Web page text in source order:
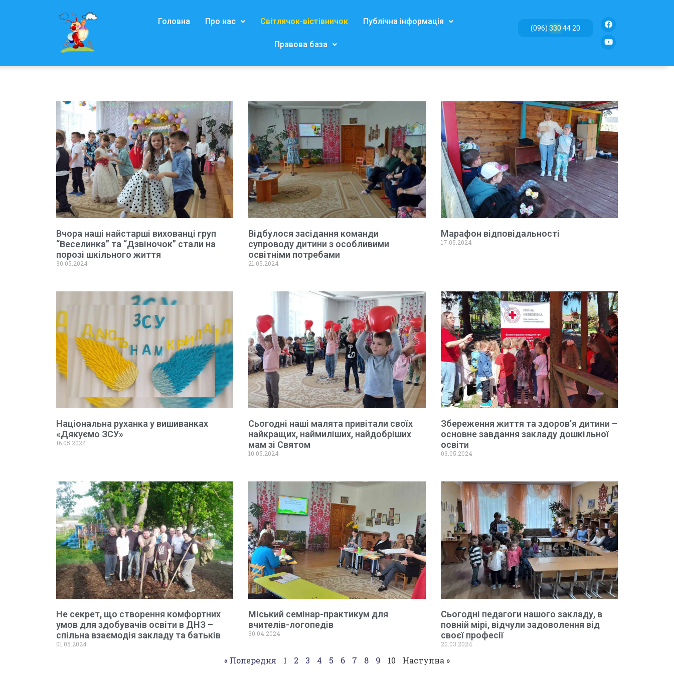
Головна Про нас Світлячок-вістівничок Публічна інформація
Правова база
(096) 330 44 20
Вчора наші найстарші вихованці груп
“Веселинка” та “Дзвіночок” стали на
порозі шкільного життя
30.05.2024
Відбулося засідання команди
супроводу дитини з особливими
освітніми потребами
21.05.2024
Марафон відповідальності
17.05.2024
Національна руханка у вишиванках
«Дякуємо ЗСУ»
16.05.2024
Сьогодні наші малята привітали своїх
найкращих, наймиліших, найдобріших
мам зі Святом
10.05.2024
Збереження життя та здоров’я дитини –
основне завдання закладу дошкільної
освіти
03.05.2024
Не секрет, що створення комфортних
умов для здобувачів освіти в ДНЗ –
спільна взаємодія закладу та батьків
01.05.2024
Міський семінар-практикум для
вчителів-логопедів
30.04.2024
Сьогодні педагоги нашого закладу, в
повній мірі, відчули задоволення від
своєї професії
20.03.2024
« Попередня 1 2 3 4 5 6 7 8 9 10 Наступна »